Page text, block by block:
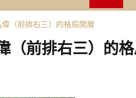
（前排右三）的格局開展
（前排右三）的